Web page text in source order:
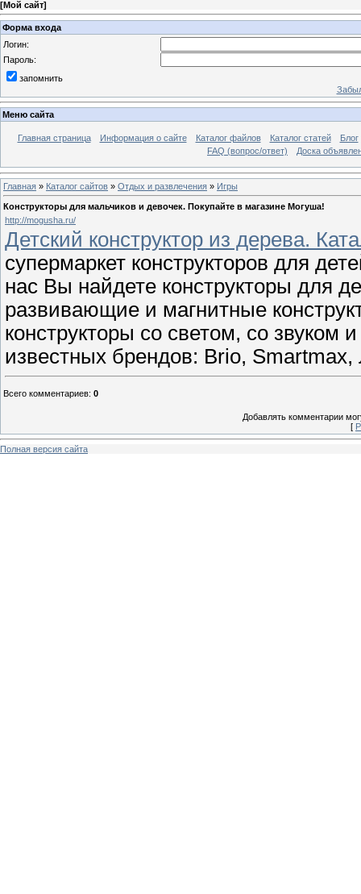
[Мой сайт]
Форма входа
Логин:
Пароль:
запомнить
Меню сайта
Главная страница Информация о сайте Каталог файлов Каталог статей
Блог
FAQ (вопрос/ответ)
Доска
Главная » Каталог сайтов » Отдых и развлечения » Игры
Конструкторы для мальчиков и девочек. Покупайте в магазине Могуша!
http://mogusha.ru/
Детский конструктор из дерева.
супермаркет конструкторов для
нас Вы найдете конструкторы для
развивающие и магнитные
конструкторы со светом, со звуком
известных брендов: Brio,
Всего комментариев: 0
Добавлять комментарии
[
Полная версия сайта